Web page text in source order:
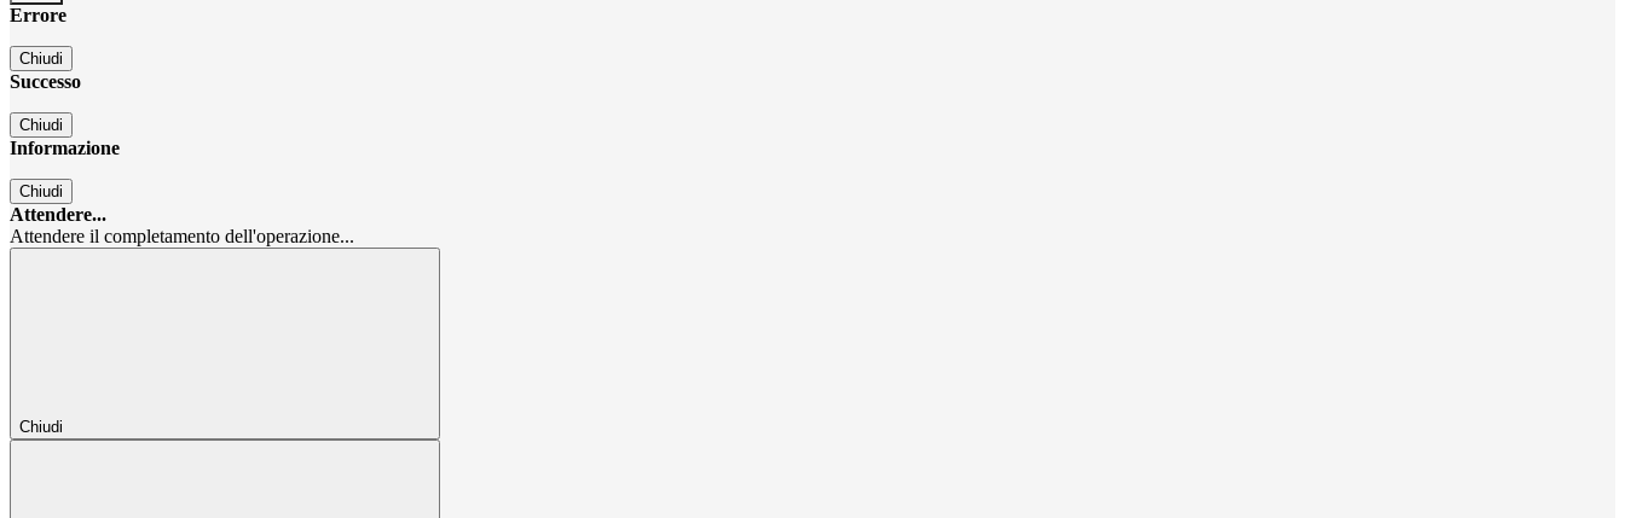
Errore
Chiudi
Successo
Chiudi
Informazione
Chiudi
Attendere...
Attendere il completamento dell'operazione...
Chiudi